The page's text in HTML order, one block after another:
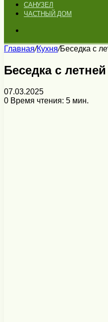
САНУЗЕЛ
ЧАСТНЫЙ ДОМ
Главная/Кухня/Беседка с
Беседка с
07.03.2025
0 Время чтения: 5 мин.